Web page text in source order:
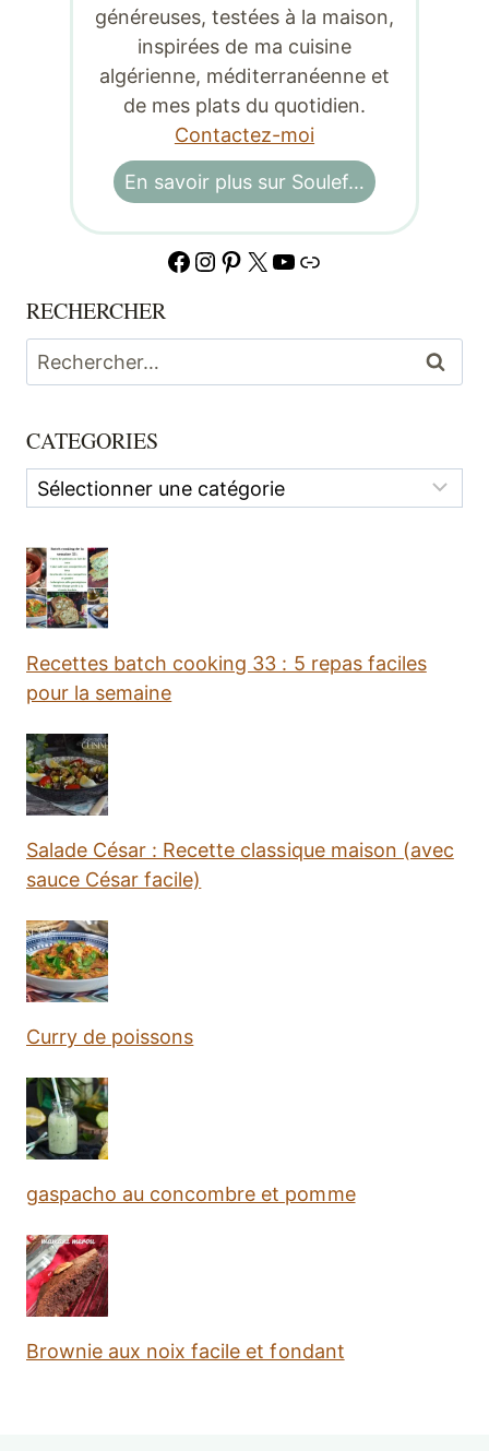
généreuses, testées à la maison,
inspirées de ma cuisine
algérienne, méditerranéenne et
de mes plats du quotidien.
Contactez-moi
En savoir plus sur Soulef…
Facebook
Instagram
Pinterest
X YouTube
Lien
RECHERCHER
Rechercher :
CATEGORIES
Categories
Recettes batch cooking 33 : 5 repas faciles
pour la semaine
Salade César : Recette classique maison (avec
sauce César facile)
Curry de poissons
gaspacho au concombre et pomme
Brownie aux noix facile et fondant